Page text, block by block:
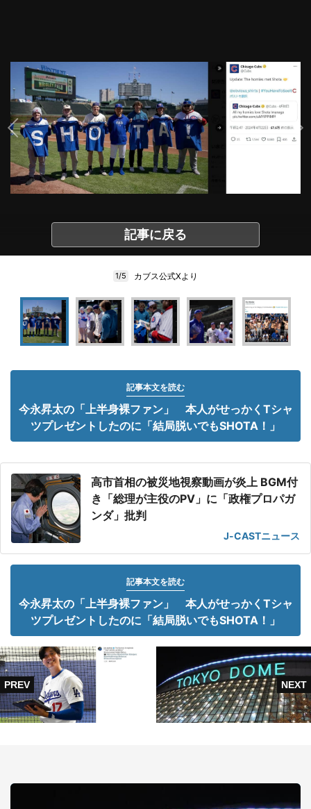
記事に戻る
1/5 カブス公式Xより
記事本文を読む
今永昇太の「上半身裸ファン」 本人がせっかくTシャ
ツプレゼントしたのに「結局脱いでもSHOTA！」
高市首相の被災地視察動画が炎上 BGM付
き「総理が主役のPV」に「政権プロパガ
ンダ」批判
J-CASTニュース
記事本文を読む
今永昇太の「上半身裸ファン」 本人がせっかくTシャ
ツプレゼントしたのに「結局脱いでもSHOTA！」